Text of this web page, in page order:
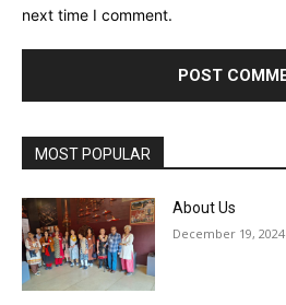
next time I comment.
MOST POPULAR
About Us
December 19, 2024